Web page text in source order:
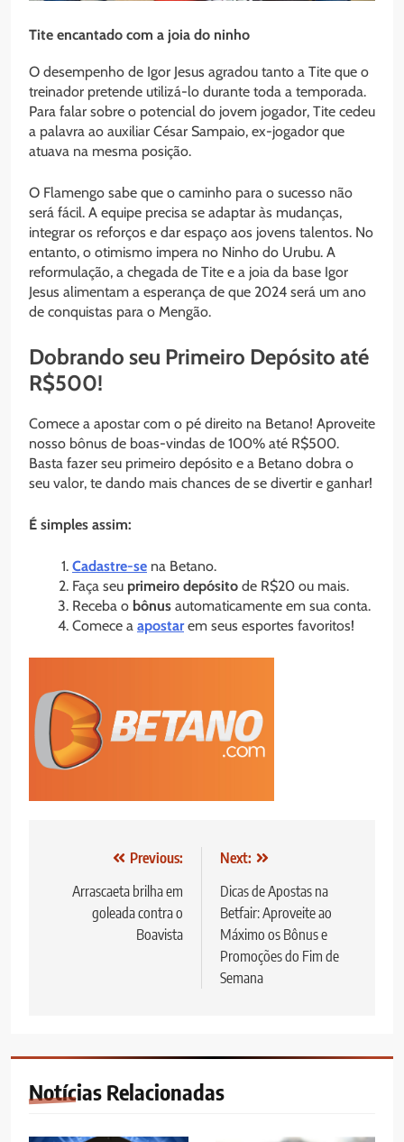
Tite encantado com a joia do ninho
O desempenho de Igor Jesus agradou tanto a Tite que o
treinador pretende utilizá-lo durante toda a temporada.
Para falar sobre o potencial do jovem jogador, Tite cedeu
a palavra ao auxiliar César Sampaio, ex-jogador que
atuava na mesma posição.
O Flamengo sabe que o caminho para o sucesso não
será fácil. A equipe precisa se adaptar às mudanças,
integrar os reforços e dar espaço aos jovens talentos. No
entanto, o otimismo impera no Ninho do Urubu. A
reformulação, a chegada de Tite e a joia da base Igor
Jesus alimentam a esperança de que 2024 será um ano
de conquistas para o Mengão.
Dobrando seu Primeiro Depósito até
R$500!
Comece a apostar com o pé direito na Betano! Aproveite
nosso bônus de boas-vindas de 100% até R$500.
Basta fazer seu primeiro depósito e a Betano dobra o
seu valor, te dando mais chances de se divertir e ganhar!
É simples assim:
Cadastre-se na Betano.
Faça seu primeiro depósito de R$20 ou mais.
Receba o bônus automaticamente em sua conta.
Comece a apostarem seus esportes favoritos!
NavegaçãoPrevious:
Arrascaeta brilha em
goleada contra o
Boavista
Next:
Dicas de Apostas na
Betfair: Aproveite ao
Máximo os Bônus e
Promoções do Fim de
Semana
Notícias Relacionadas